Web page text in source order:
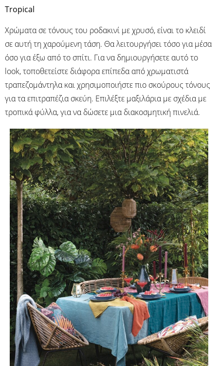
Tropical
Χρώματα σε τόνους του ροδακινί με χρυσό, είναι το κλειδί
σε αυτή τη χαρούμενη τάση. Θα λειτουργήσει τόσο για μέσα
όσο για έξω από το σπίτι. Για να δημιουργήσετε αυτό το
look, τοποθετείστε διάφορα επίπεδα από χρωματιστά
τραπεζομάντηλα και χρησιμοποιήστε πιο σκούρους τόνους
για τα επιτραπέζια σκεύη. Επιλέξτε μαξιλάρια με σχέδια με
τροπικά φύλλα, για να δώσετε μια διακοσμητική πινελιά.